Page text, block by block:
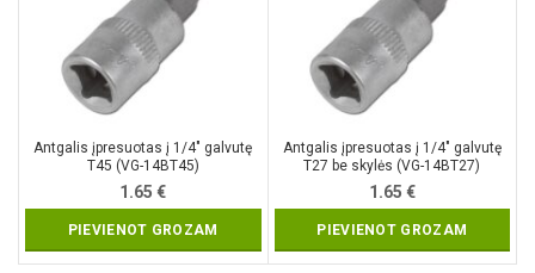
Antgalis įpresuotas į 1/4″ galvutę
T45 (VG-14BT45)
1.65€
PIEVIENOT GROZAM
Antgalis įpresuotas į 1/4″ galvutę
T27 be skylės (VG-14BT27)
1.65 €
PIEVIENOT GROZAM